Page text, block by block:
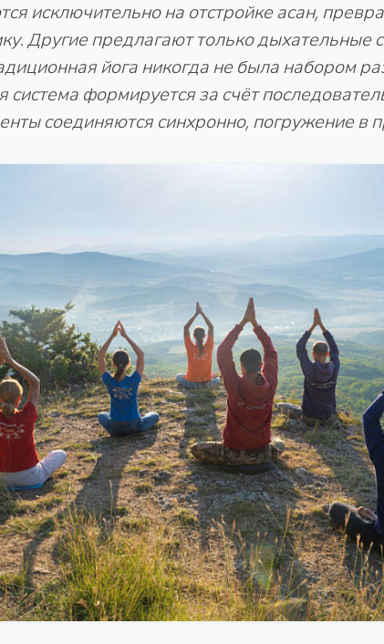
исключительно на отстройке асан,
Другие предлагают только дыхательные
йога никогда не была набором
система формируется за счёт
соединяются синхронно, погружение в